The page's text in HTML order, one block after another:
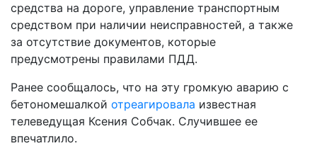
средства на дороге, управление транспортным
средством при наличии неисправностей, а также
за отсутствие документов, которые
предусмотрены правилами ПДД.
Ранее сообщалось, что на эту громкую аварию с
бетономешалкой отреагировала известная
телеведущая Ксения Собчак. Случившее ее
впечатлило.